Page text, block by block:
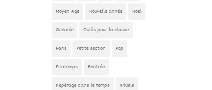
Moyen Age Nouvelle année Noël
Oceanie Outils pour la classe
Paris Petite section Pop
Printemps Rentrée
Repérage dans le temps Rituels